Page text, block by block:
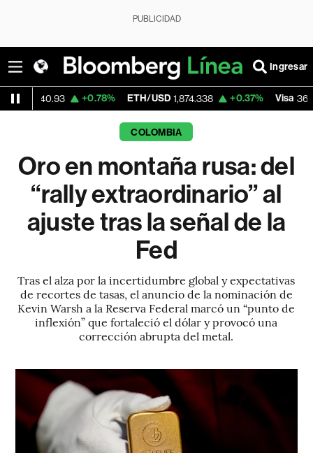
PUBLICIDAD
Ingresar
+0.78% ETH/USD 1,874.338 +0.37% Visa 369.91
COLOMBIA
Oro en montaña rusa: del
“rally extraordinario” al
ajuste tras la señal de la
Fed
Tras el alza por la incertidumbre global y expectativas
de recortes de tasas, el anuncio de la nominación de
Kevin Warsh a la Reserva Federal marcó un “punto de
inflexión” que fortaleció el dólar y provocó una
corrección abrupta del metal.